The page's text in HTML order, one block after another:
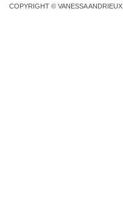
COPYRIGHT © VANESSA ANDRIEUX